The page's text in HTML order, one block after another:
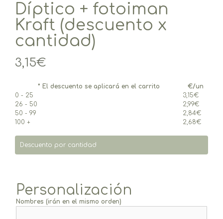
Díptico + fotoiman
Kraft (descuento x
cantidad)
3,15€
* El descuento se aplicará en el carrito
€/un
0 - 25
3,15€
26 - 50
2,99€
50 - 99
2,84€
100 +
2,68€
Descuento por cantidad
Personalización
Nombres (irán en el mismo orden)